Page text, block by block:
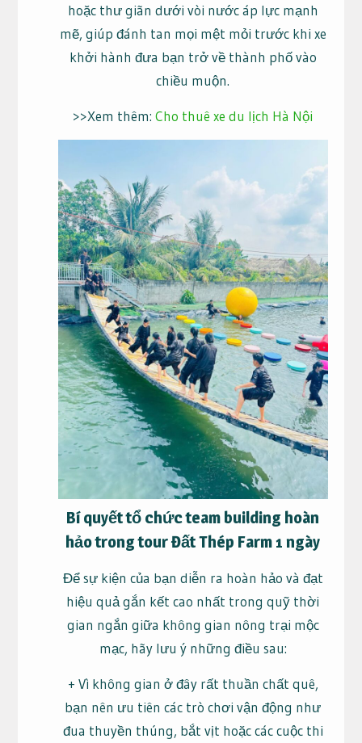
hoặc thư giãn dưới vòi nước áp lực mạnh
mẽ, giúp đánh tan mọi mệt mỏi trước khi xe
khởi hành đưa bạn trở về thành phố vào
chiều muộn.
>>Xem thêm:Cho thuê xe du lịch Hà Nội
Bí quyết tổ chức team building hoàn
hảo trong tour Đất Thép Farm 1 ngày
Để sự kiện của bạn diễn ra hoàn hảo và đạt
hiệu quả gắn kết cao nhất trong quỹ thời
gian ngắn giữa không gian nông trại mộc
mạc, hãy lưu ý những điều sau:
+ Vì không gian ở đây rất thuần chất quê,
bạn nên ưu tiên các trò chơi vận động như
đua thuyền thúng, bắt vịt hoặc các cuộc thi